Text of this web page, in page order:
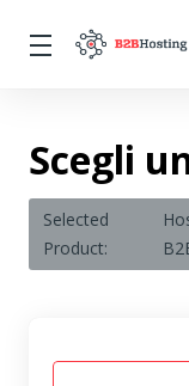
Scegli
Selected
Product: